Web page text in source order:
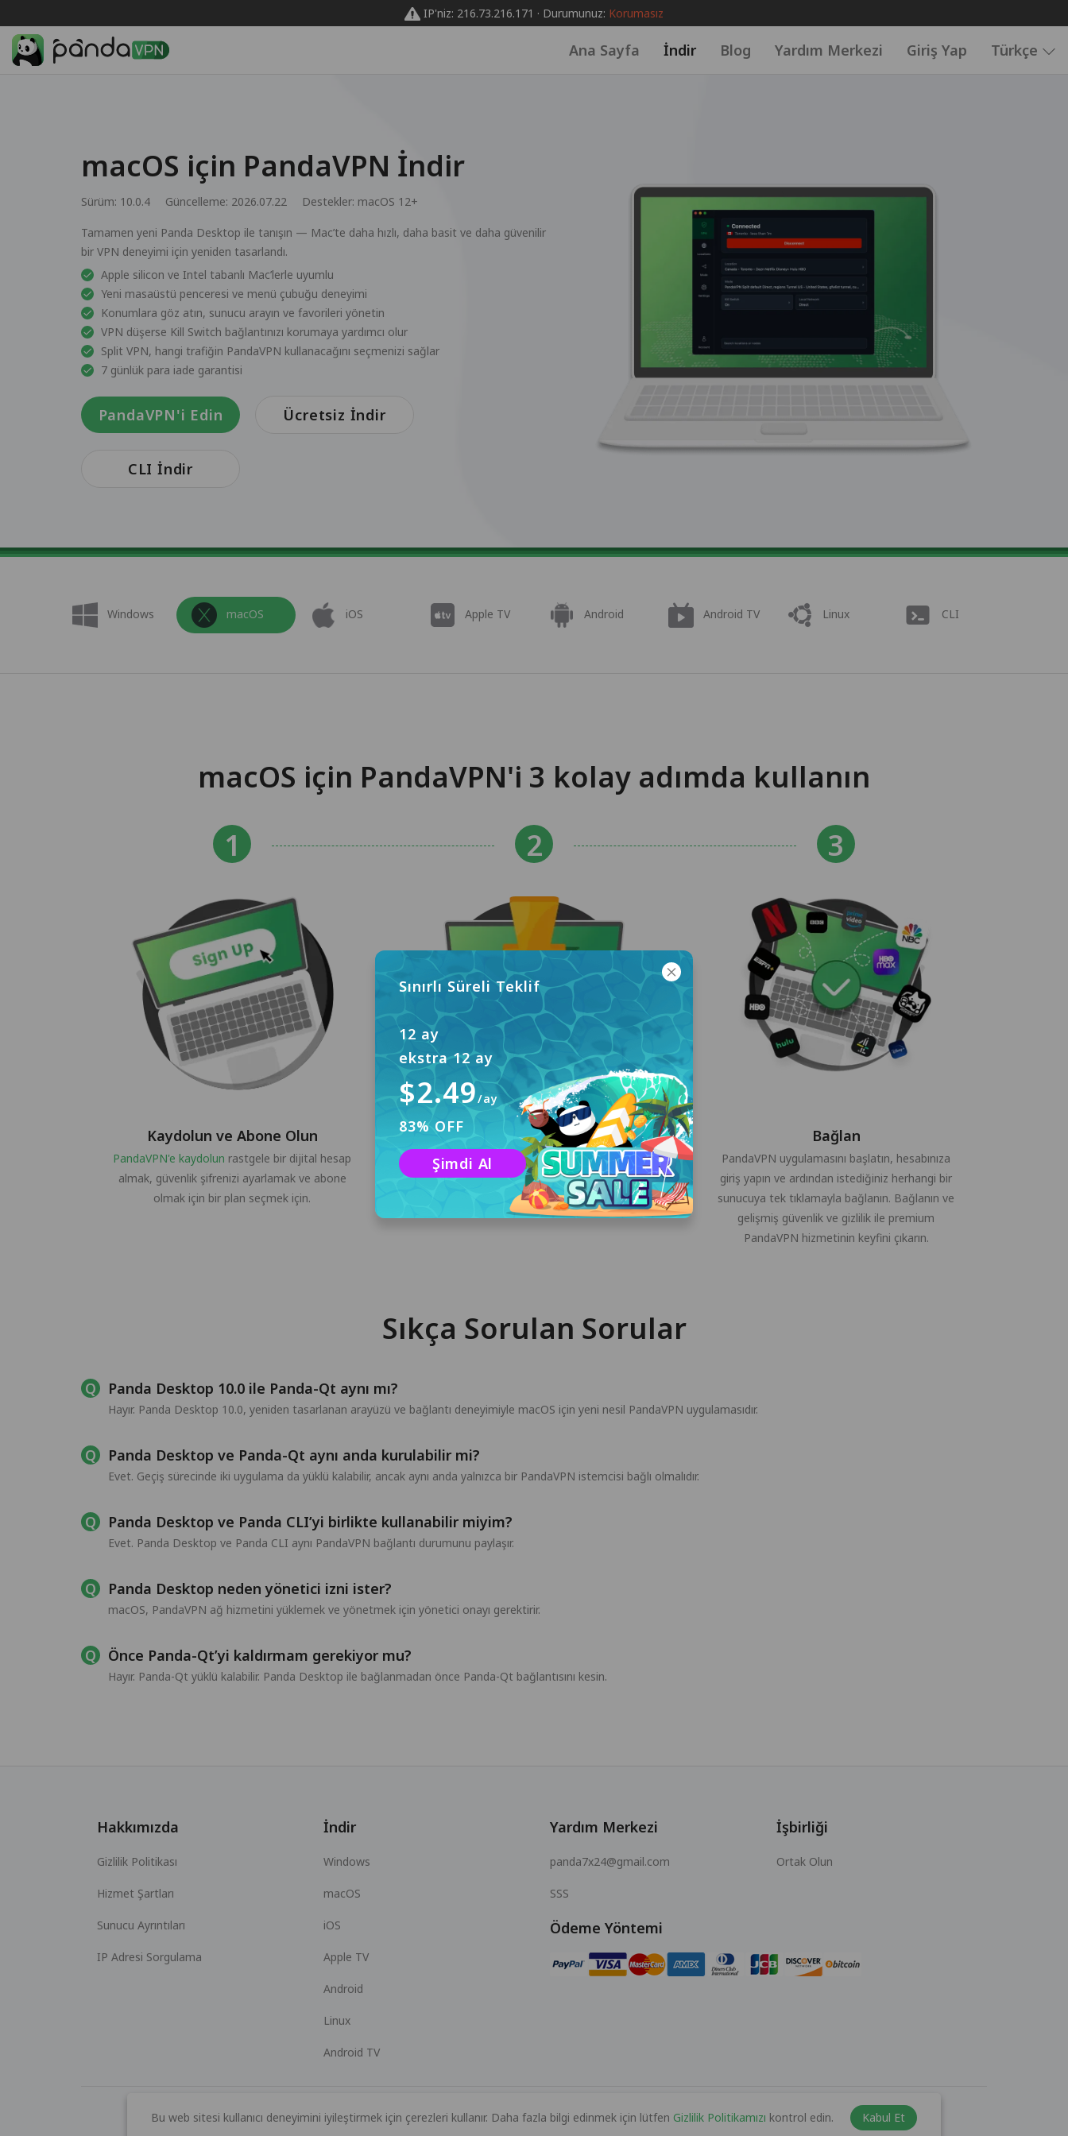
IP'niz: 216.73.216.171 · Durumunuz: Korumasız
Ana Sayfa İndir Blog Yardım Merkezi Giriş Yap Türkçe
macOS için PandaVPN İndir
Sürüm: 10.0.4 Güncelleme: 2026.07.22 Destekler: macOS 12+
Tamamen yeni Panda Desktop ile tanışın — Mac’te daha hızlı, daha basit ve daha güvenilir
bir VPN deneyimi için yeniden tasarlandı.
Apple silicon ve Intel tabanlı Mac’lerle uyumlu
Yeni masaüstü penceresi ve menü çubuğu deneyimi
Konumlara göz atın, sunucu arayın ve favorileri yönetin
VPN düşerse Kill Switch bağlantınızı korumaya yardımcı olur
Split VPN, hangi trafiğin PandaVPN kullanacağını seçmenizi sağlar
7 günlük para iade garantisi
PandaVPN'i Edin Ücretsiz İndir
CLI İndir
Windows macOS iOS Apple TV Android Android TV Linux CLI
macOS için PandaVPN'i 3 kolay adımda kullanın
Kaydolun ve Abone Olun
PandaVPN'e kaydolun rastgele bir dijital hesap
almak, güvenlik şifrenizi ayarlamak ve abone
olmak için bir plan seçmek için.
İndir ve Yükle
macOS için PandaVPN'i indirmek ve
bilgisayarınıza yüklemek için "Ücretsiz İndir"e
tıklayın.
Bağlan
PandaVPN uygulamasını başlatın, hesabınıza
giriş yapın ve ardından istediğiniz herhangi bir
sunucuya tek tıklamayla bağlanın. Bağlanın ve
gelişmiş güvenlik ve gizlilik ile premium
PandaVPN hizmetinin keyfini çıkarın.
Sıkça Sorulan Sorular
Panda Desktop 10.0 ile Panda-Qt aynı mı?
Hayır. Panda Desktop 10.0, yeniden tasarlanan arayüzü ve bağlantı deneyimiyle macOS için yeni nesil PandaVPN uygulamasıdır.
Panda Desktop ve Panda-Qt aynı anda kurulabilir mi?
Evet. Geçiş sürecinde iki uygulama da yüklü kalabilir, ancak aynı anda yalnızca bir PandaVPN istemcisi bağlı olmalıdır.
Panda Desktop ve Panda CLI’yi birlikte kullanabilir miyim?
Evet. Panda Desktop ve Panda CLI aynı PandaVPN bağlantı durumunu paylaşır.
Panda Desktop neden yönetici izni ister?
macOS, PandaVPN ağ hizmetini yüklemek ve yönetmek için yönetici onayı gerektirir.
Önce Panda-Qt’yi kaldırmam gerekiyor mu?
Hayır. Panda-Qt yüklü kalabilir. Panda Desktop ile bağlanmadan önce Panda-Qt bağlantısını kesin.
Sınırlı Süreli Teklif
12 ay
ekstra 12 ay
$2.49/ay
83% OFF
Şimdi Al
Hakkımızda
Gizlilik Politikası
Hizmet Şartları
Sunucu Ayrıntıları
IP Adresi Sorgulama
İndir
Windows
macOS
iOS
Apple TV
Android
Linux
Android TV
Yardım Merkezi
panda7x24@gmail.com
SSS
İşbirliği
Ortak Olun
Ödeme Yöntemi
© 2026 MOPUBI LIMITED. All rights reserved.
Bu web sitesi kullanıcı deneyimini iyileştirmek için çerezleri kullanır. Daha fazla bilgi edinmek için lütfen Gizlilik Politikamızı kontrol edin. Kabul Et